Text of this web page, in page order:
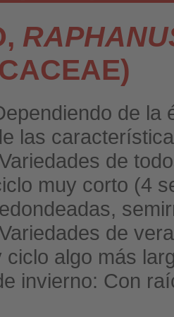
de la
las
de
muy corto (4
de
ciclo algo más
invierno: Con